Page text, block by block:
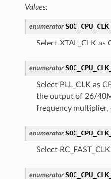
Values:
enumerator
Select XTAL_CLK as
enumerator
Select PLL_CLK as
the output of 26/
frequency multiplier,
enumerator
Select
enumerator